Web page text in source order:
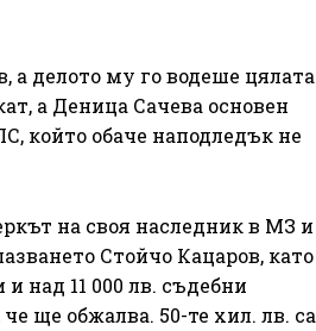
а делото му го водеше цялата
а Деница Сачева основен
който обаче наподледък не
на своя наследник в МЗ и
Стойчо Кацаров, като
над 11 000 лв. съдебни
ще обжалва. 50-те хил. лв. са